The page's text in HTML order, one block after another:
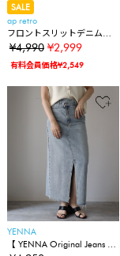
SALE
ap retro
フロントスリットデニムタ
イトスカート
¥4,990 ¥2,999
有料会員価格¥2,549
YENNA
【 YENNA Original Jeans 】